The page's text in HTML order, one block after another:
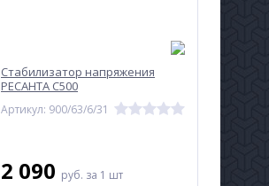
Стабилизатор напряжения
РЕСАНТА С500
Артикул: 900/63/6/31
2 090 руб. за 1 шт